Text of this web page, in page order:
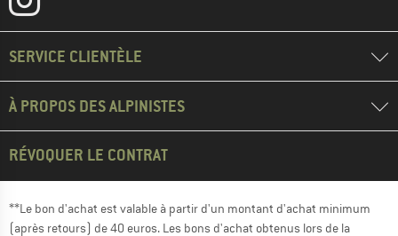
SERVICE CLIENTÈLE
À PROPOS DES ALPINISTES
RÉVOQUER LE CONTRAT
**Le bon d'achat est valable à partir d'un montant d'achat minimum
(après retours) de 40 euros. Les bons d'achat obtenus lors de la